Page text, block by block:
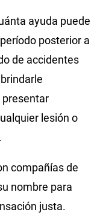
ayuda puede
posterior a
de accidentes
presentar
lesión o
compañías de
nombre para
justa.